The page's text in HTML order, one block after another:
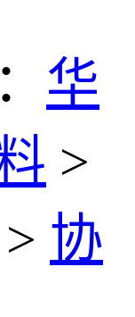
华
>
> 协